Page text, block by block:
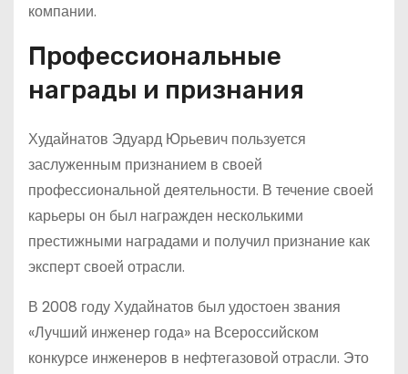
компании.
Профессиональные
награды и признания
Худайнатов Эдуард Юрьевич пользуется
заслуженным признанием в своей
профессиональной деятельности. В течение своей
карьеры он был награжден несколькими
престижными наградами и получил признание как
эксперт своей отрасли.
В 2008 году Худайнатов был удостоен звания
«Лучший инженер года» на Всероссийском
конкурсе инженеров в нефтегазовой отрасли. Это